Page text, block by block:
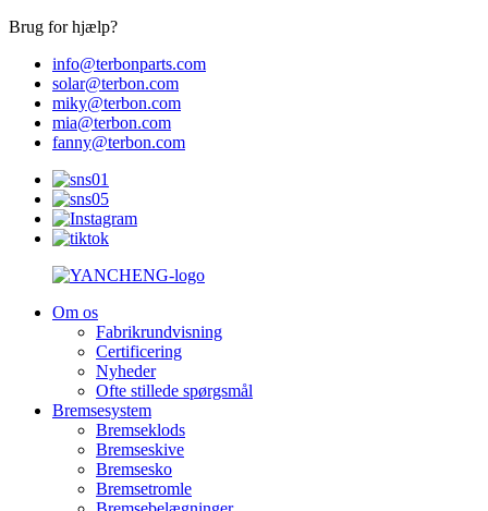
Brug for hjælp?
info@terbonparts.com
solar@terbon.com
miky@terbon.com
mia@terbon.com
fanny@terbon.com
Om os
Fabrikrundvisning
Certificering
Nyheder
Ofte stillede spørgsmål
Bremsesystem
Bremseklods
Bremseskive
Bremsesko
Bremsetromle